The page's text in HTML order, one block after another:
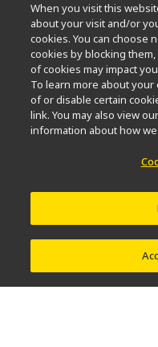
微信
关于我们
活动可持续发展
相关网站
When you visit this
about your visit and/or
cookies. You can choose
cookies by blocking
of cookies may impact
To learn more about
of or disable certain
link. You may also view
information about how